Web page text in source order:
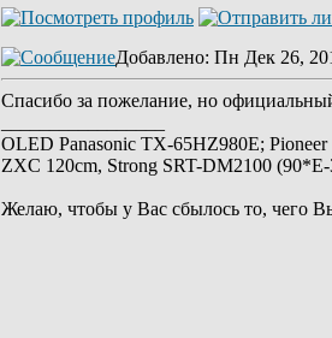
Добавлено: Пн Дек 26,
Спасибо за пожелание, но
OLED Panasonic TX-65HZ980E;
ZXC 120cm, Strong SRT-DM2100
Желаю, чтобы у Вас сбылось то, чего